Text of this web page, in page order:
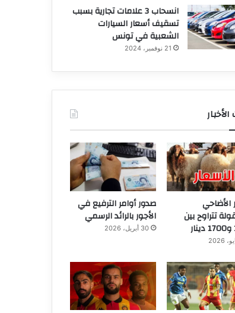
انسحاب 3 علامات تجارية بسبب
تسقيف أسعار السيارات
الشعبية في تونس
21 نوفمبر، 2024
الأضاحي
تتراوح بين
صدور أوامر الترفيع في
الأجور بالرائد الرسمي
30 أبريل، 2026